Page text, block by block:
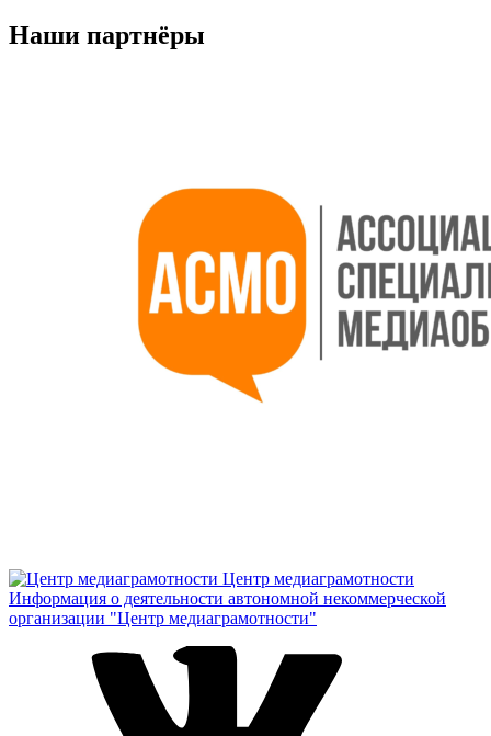
Наши партнёры
Центр медиаграмотности
Информация о деятельности автономной некоммерческой
организации "Центр медиаграмотности"